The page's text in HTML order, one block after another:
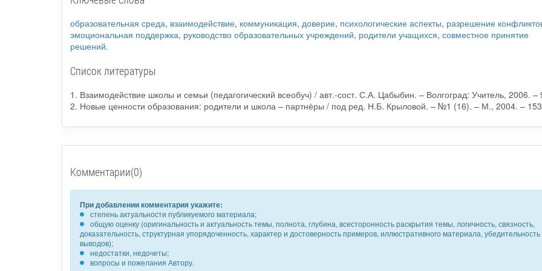
образовательная среда, взаимодействие, коммуникация, доверие, психологические аспекты, разрешение
эмоциональная поддержка, руководство образовательных учреждений, родители учащихся, совместное принятие
решений.
Список литературы
1. Взаимодействие школы и семьи (педагогический всеобуч) / авт.-сост. С.А. Цабыбин. – Волгоград: Учитель, 2006. –
2. Новые ценности образования: родители и школа – партнёры / под ред. Н.Б. Крыловой. – №1 (16). – М., 2004. –
Комментарии(0)
При добавлении комментария укажите:
степень актуальности публикуемого материала;
общую оценку (оригинальность и актуальность темы, полнота, глубина, всесторонность раскрытия темы, логичность, связность,
доказательность, структурная упорядоченность, характер и достоверность примеров, иллюстративного материала, убедительность
выводов);
недостатки, недочеты;
вопросы и пожелания Автору.